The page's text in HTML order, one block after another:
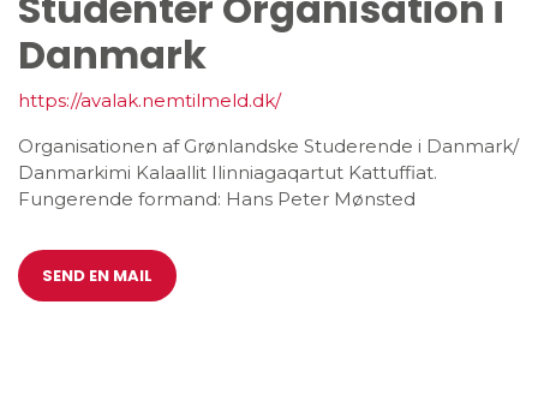
Danmark
https://avalak.nemtilmeld.dk/
Organisationen af Grønlandske Studerende i Danmark/
Danmarkimi Kalaallit Ilinniagaqartut Kattuffiat.
Fungerende formand: Hans Peter Mønsted
SEND EN MAIL